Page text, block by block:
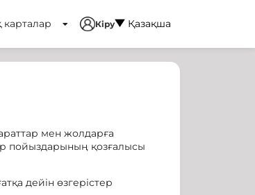
Кіру Қазақша
мен жолдарға
пойыздарының қозғалысы
дейін өзгерістер